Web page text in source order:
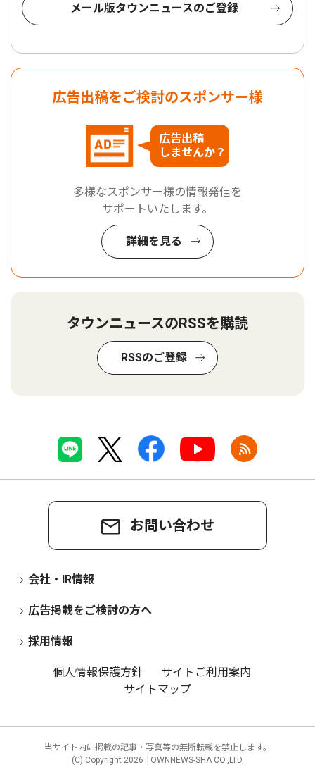
メール版タウンニュースのご登録
広告出稿をご検討のスポンサー様
広告出稿
しませんか？
多様なスポンサー様の情報発信を
サポートいたします。
詳細を見る
タウンニュースのRSSを購読
RSSのご登録
お問い合わせ
会社・IR情報
広告掲載をご検討の方へ
採用情報
個人情報保護方針
サイトご利用案内
サイトマップ
当サイト内に掲載の記事・写真等の無断転載を禁止します。
(C) Copyright 2026 TOWNNEWS-SHA CO.,LTD.